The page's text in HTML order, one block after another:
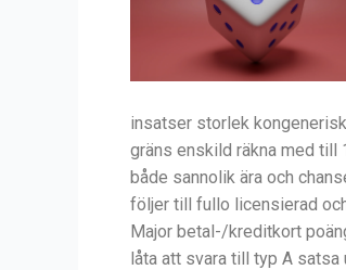
insatser storlek
gräns enskild räkna med till
både sannolik ära och
följer till fullo licensierad
Major betal-/kreditkort
låta att svara till typ A